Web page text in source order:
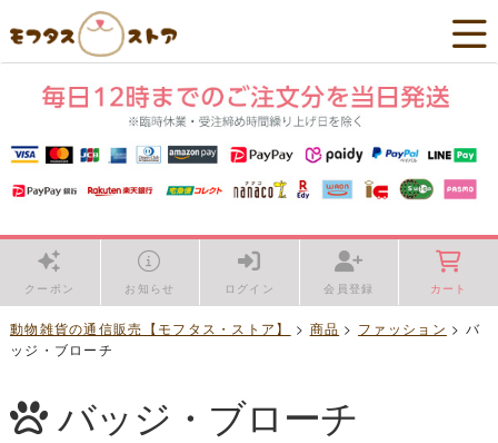
クーポン お知らせ ログイン 会員登録 カート
動物雑貨の通信販売【モフタス・ストア】 > 商品 > ファッション > バ
ッジ・ブローチ
バッジ・ブローチ